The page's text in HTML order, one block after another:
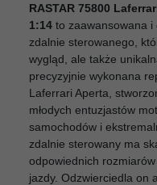
RASTAR 75800
1:14 to zaawansowana i
zdalnie sterowanego,
wygląd, ale także
precyzyjnie wykonana
Laferrari Aperta,
młodych entuzjastów
samochodów i
zdalnie sterowany ma
odpowiednich
jazdy. Odzwierciedla on